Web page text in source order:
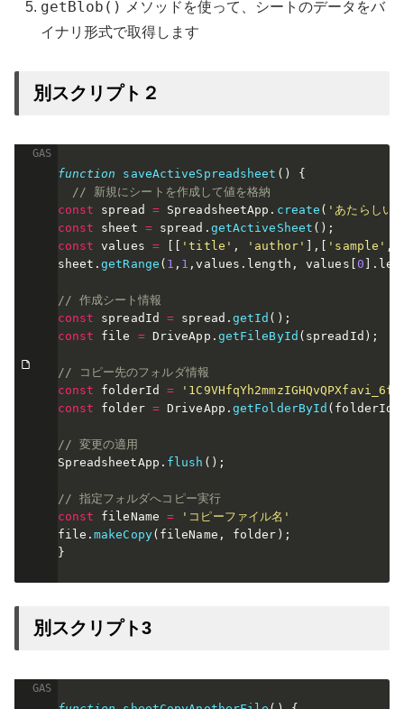
getBlob()
メソッドを使って、シートのデータをバ
イナリ形式で取得します
別スクリプト２
function saveActiveSpreadsheet ( )
{
// 新規にシートを作成して値を格納
const spread = SpreadsheetApp . create ( 'あたらしい
const sheet = spread . getActiveSheet ( ) ;
const values = 'title' , 'author' , 'sample' ,
sheet .getRange ( 1 , 1 ,values . length , values 0 .
// 作成シート情報
const spreadId = spread . getId ( ) ;
const file = DriveApp . getFileById ( spreadId ) ;
// コピー先のフォルダ情報
const folderId =
const folder = DriveApp . getFolderById ( folderId
// 変更の適用
SpreadsheetApp . flush ( ) ;
// 指定フォルダへコピー実行
const fileName =
'コピーファイル名'
file .makeCopy( fileName , folder ) ;
}
別スクリプト3